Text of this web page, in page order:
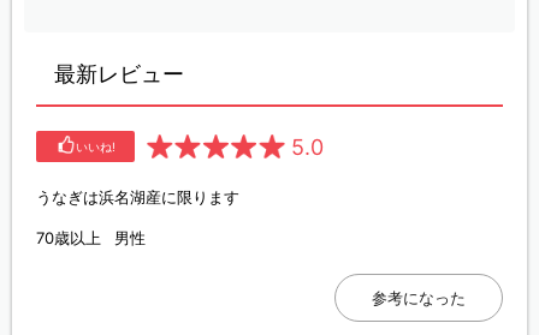
最新レビュー
いいね! 5.0
うなぎは浜名湖産に限ります
70歳以上 男性
参考になった